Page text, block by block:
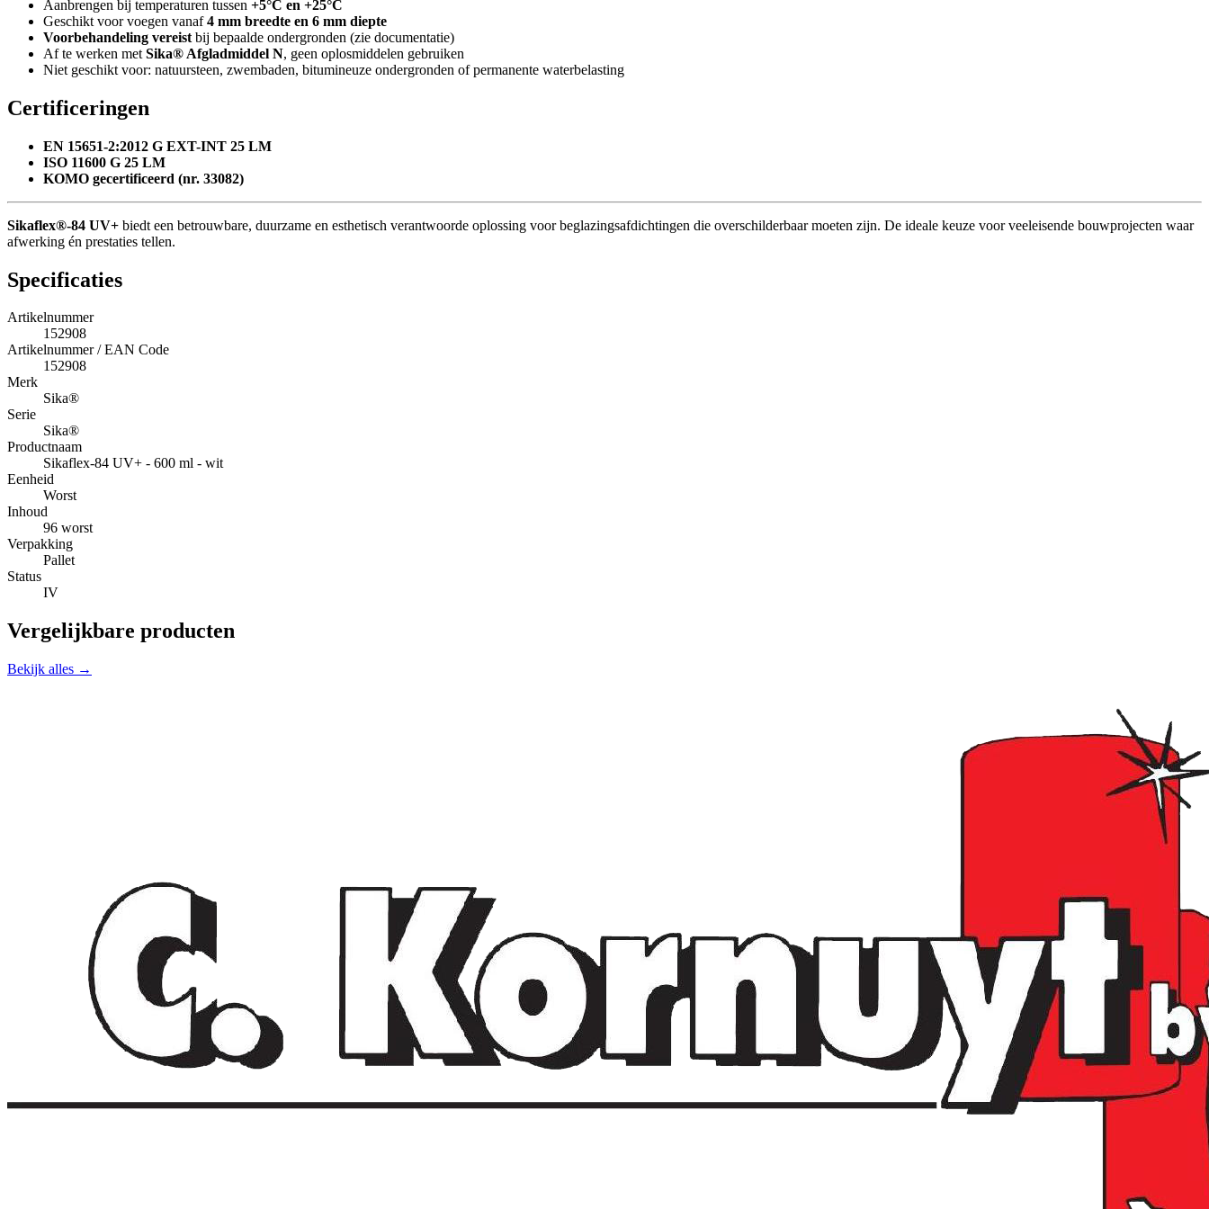
Aanbrengen bij temperaturen tussen +5°C en +25°C
Geschikt voor voegen vanaf4 mm breedte en 6 mm diepte
Voorbehandeling vereist bij bepaalde ondergronden (zie documentatie)
Af te werken met Sika® Afgladmiddel N, geen oplosmiddelen gebruiken
Niet geschikt voor: natuursteen, zwembaden, bitumineuze ondergronden of permanente waterbelasting
Certificeringen
EN 15651-2:2012 G EXT-INT 25 LM
ISO 11600 G 25 LM
KOMO gecertificeerd (nr. 33082)
Sikaflex®-84 UV+ biedt een betrouwbare, duurzame en esthetisch verantwoorde oplossing voor beglazingsafdichtingen die overschilderbaar moeten zijn. De ideale keuze voor veeleisende bouwprojecten waar
afwerking én prestaties tellen.
Specificaties
Artikelnummer
152908
Artikelnummer / EAN Code
152908
Merk
Sika®
Serie
Sika®
Productnaam
Sikaflex-84 UV+ - 600 ml - wit
Eenheid
Worst
Inhoud
96 worst
Verpakking
Pallet
Status
IV
Vergelijkbare producten
Bekijk alles →